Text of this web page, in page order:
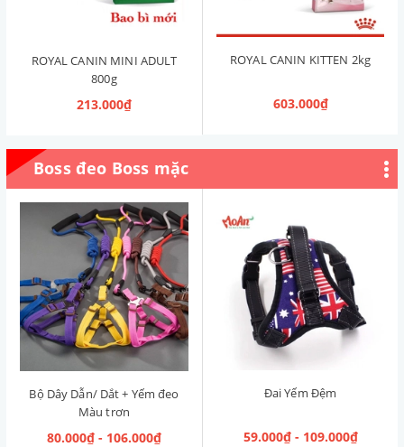
ROYAL CANIN MINI ADULT
800g
213.000₫
ROYAL CANIN KITTEN 2kg
603.000₫
Boss đeo Boss mặc
Bộ Dây Dẫn/ Dắt + Yếm đeo
Màu trơn
80.000₫ - 106.000₫
Đai Yếm Đệm
59.000₫ - 109.000₫